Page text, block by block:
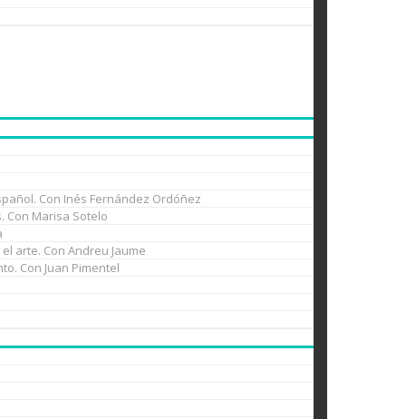
Con Inés Fernández Ordóñez
Con Marisa Sotelo
arte. Con Andreu Jaume
Con Juan Pimentel